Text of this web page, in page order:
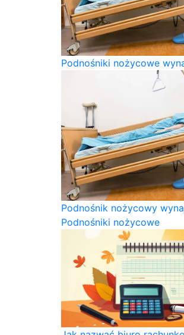
Podnośniki nożycowe
Podnośnik nożycowy
Podnośniki nożycowe